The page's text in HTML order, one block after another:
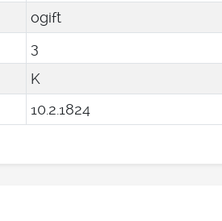
ogift
3
K
10 2.1824